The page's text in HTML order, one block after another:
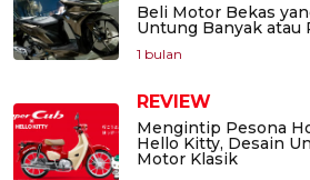
Beli Motor Bekas
Untung Banyak atau
1 bulan
REVIEW
Mengintip Pesona
Hello Kitty, Desain
Motor Klasik